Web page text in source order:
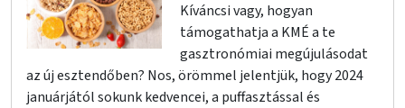
Kíváncsi vagy, hogyan
támogathatja a KMÉ a te
gasztronómiai megújulásodat
az új esztendőben? Nos, örömmel jelentjük, hogy 2024
januárjától sokunk kedvencei, a puffasztással és